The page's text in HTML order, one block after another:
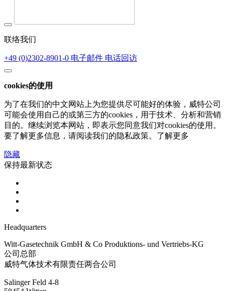
联络我们
+49 (0)2302-8901-0 电子邮件 电话回访
cookies的使用
为了在我们的中文网站上为您提供尽可能好的体验，威特公司
可能会使用自己的或第三方的cookies，用于技术、分析和营销
目的。继续浏览本网站，即表示您同意我们对cookies的使用。
要了解更多信息，请阅读我们的隐私政策。了解更多
隐藏
保持最新状态
Headquarters
Witt-Gasetechnik GmbH & Co Produktions- und Vertriebs-KG
公司总部
威特气体技术有限责任两合公司
Salinger Feld 4-8